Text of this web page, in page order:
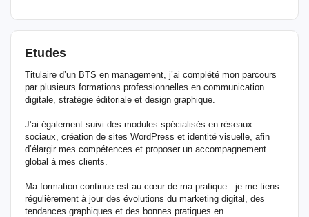
Etudes
Titulaire d’un BTS en management, j’ai complété mon parcours
par plusieurs formations professionnelles en communication
digitale, stratégie éditoriale et design graphique.
J’ai également suivi des modules spécialisés en réseaux
sociaux, création de sites WordPress et identité visuelle, afin
d’élargir mes compétences et proposer un accompagnement
global à mes clients.
Ma formation continue est au cœur de ma pratique : je me tiens
régulièrement à jour des évolutions du marketing digital, des
tendances graphiques et des bonnes pratiques en